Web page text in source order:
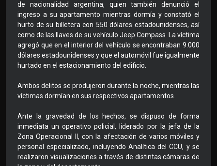
de nacionalidad argentina, quien también denunció el
ingreso a su apartamento mientras dormía y constató el
hurto de su billetera con 550 dólares estadounidenses, así
como de las llaves de su vehículo Jeep Compass. La víctima
agregó que en el interior del vehículo se encontraban 9.000
dólares estadounidenses y que el automóvil fue igualmente
hurtado en el estacionamiento del edificio.
Ambos delitos se produjeron durante la noche, mientras las
víctimas dormían en sus respectivos apartamentos.
Ante la gravedad de los hechos, se dispuso de forma
inmediata un operativo policial, liderado por la jefa de la
Zona Operacional II, con la afectación de varios móviles y
personal especializado, incluyendo Analítica del CCU, y se
realizaron visualizaciones a través de distintas cámaras de